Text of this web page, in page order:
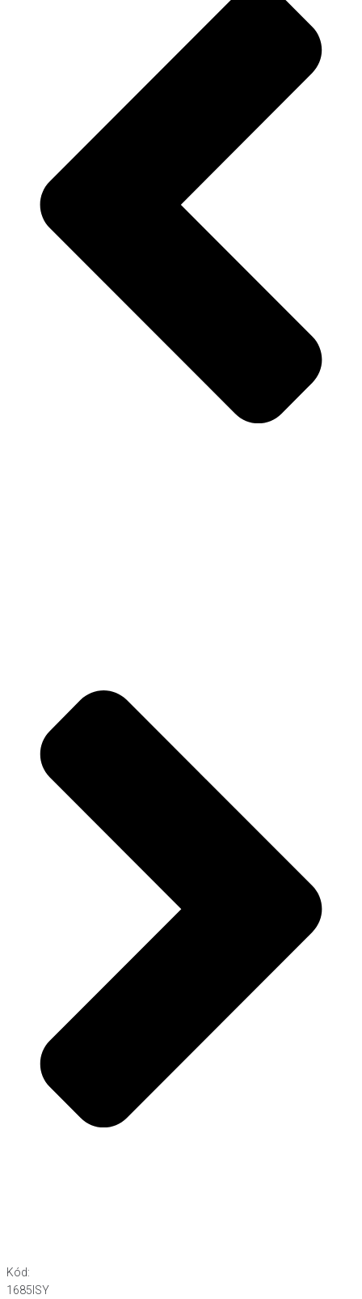
Kód:
1685ISY